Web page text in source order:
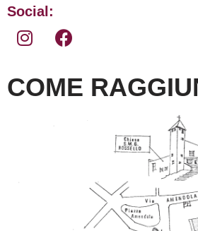
Social:
COME